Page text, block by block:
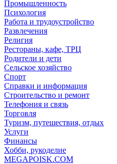
Промышленность
Психология
Работа и трудоустройство
Развлечения
Религия
Рестораны, кафе, ТРЦ
Родители и дети
Сельское хозяйство
Спорт
Справки и информация
Строительство и ремонт
Телефония и связь
Торговля
Туризм, путешествия, отдых
Услуги
Финансы
Хобби, рукоделие
MEGAPOISK.COM